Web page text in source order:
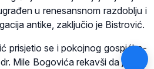
u renesansnom razdoblju i
antike, zaključio je Bistrović.
prisjetio se i pokojnog gospićko-
Mile Bogovića rekavši da je kao